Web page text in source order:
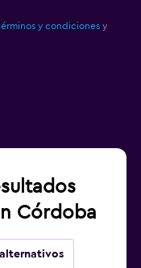
y condiciones y
Córdoba